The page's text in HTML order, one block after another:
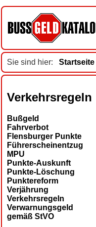
Sie sind hier: Startseite
Verkehrsregeln
Bußgeld
Fahrverbot
Flensburger Punkte
Führerscheinentzug
MPU
Punkte-Auskunft
Punkte-Löschung
Punktereform
Verjährung
Verkehrsregeln
Verwarnungsgeld
gemäß StVO